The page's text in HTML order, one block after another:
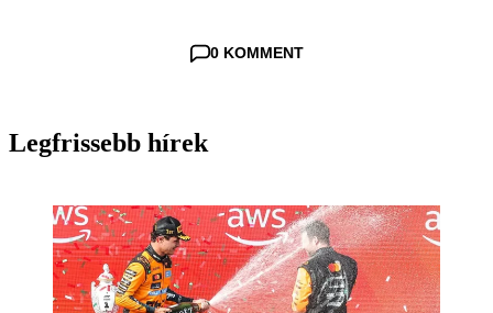
0 KOMMENT
Legfrissebb hírek